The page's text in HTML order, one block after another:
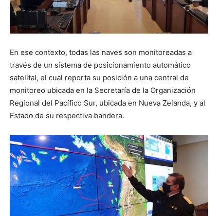
En ese contexto, todas las naves son monitoreadas a
través de un sistema de posicionamiento automático
satelital, el cual reporta su posición a una central de
monitoreo ubicada en la Secretaría de la Organización
Regional del Pacífico Sur, ubicada en Nueva Zelanda, y al
Estado de su respectiva bandera.